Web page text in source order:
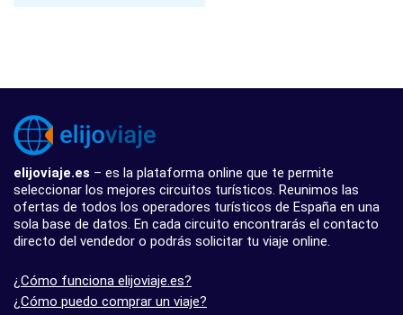
elijoviaje.es – es la plataforma online que te permite
seleccionar los mejores circuitos turísticos. Reunimos las
ofertas de todos los operadores turísticos de España en una
sola base de datos. En cada circuito encontrarás el contacto
directo del vendedor o podrás solicitar tu viaje online.
¿Cómo funciona elijoviaje.es?
¿Cómo puedo comprar un viaje?